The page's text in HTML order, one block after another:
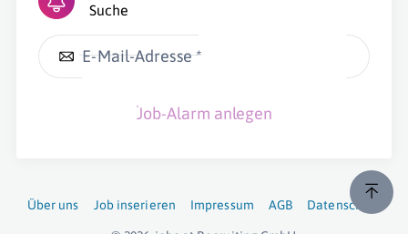
Suche
E-Mail-Adresse *
Job-Alarm anlegen
Über uns Job inserieren Impressum AGB Datenschutz